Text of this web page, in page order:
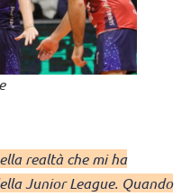
realtà che mi ha
Junior League. Quando